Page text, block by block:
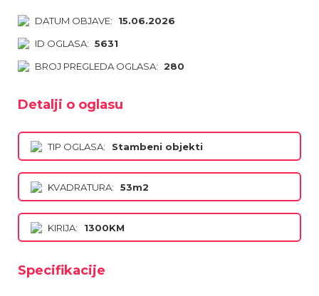
Detalji o oglasu
TIP OGLASA: Stambeni objekti
KVADRATURA: 53m2
KIRIJA: 1300KM
DATUM OBJAVE:
15.06.2026
ID OGLASA: 5631
BROJ PREGLEDA OGLASA: 280
Specifikacije